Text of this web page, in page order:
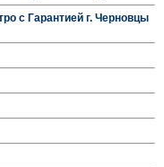
с Гарантией г. Черновцы